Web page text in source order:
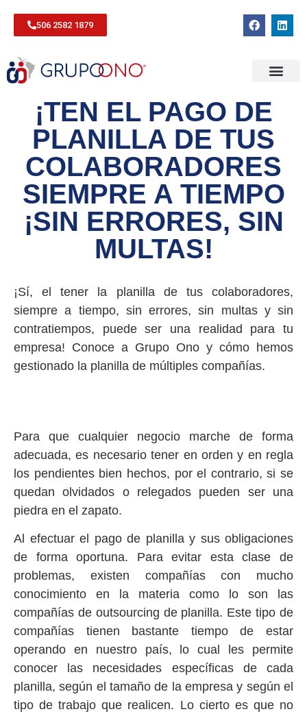
506 2582 1879
¡TEN EL PAGO DE
PLANILLA DE TUS
COLABORADORES
SIEMPRE A TIEMPO
¡SIN ERRORES, SIN
MULTAS!
¡Sí, el tener la planilla de tus colaboradores,
siempre a tiempo, sin errores, sin multas y sin
contratiempos, puede ser una realidad para tu
empresa! Conoce a Grupo Ono y cómo hemos
gestionado la planilla de múltiples compañías.
Para que cualquier negocio marche de forma
adecuada, es necesario tener en orden y en regla
los pendientes bien hechos, por el contrario, si se
quedan olvidados o relegados pueden ser una
piedra en el zapato.
Al efectuar el pago de planilla y sus obligaciones
de forma oportuna. Para evitar esta clase de
problemas, existen compañías con mucho
conocimiento en la materia como lo son las
compañías de outsourcing de planilla. Este tipo de
compañías tienen bastante tiempo de estar
operando en nuestro país, lo cual les permite
conocer las necesidades específicas de cada
planilla, según el tamaño de la empresa y según el
tipo de trabajo que realicen. Lo cierto es que no